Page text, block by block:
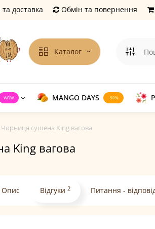
доставка Обмін та повернення
Каталог
WOW MANGO DAYS -50%
Чорниця сушена King вагова
King вагова
Опис Відгуки 2 Питання -